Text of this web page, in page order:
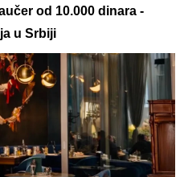
od 10.000 dinara -
u Srbiji